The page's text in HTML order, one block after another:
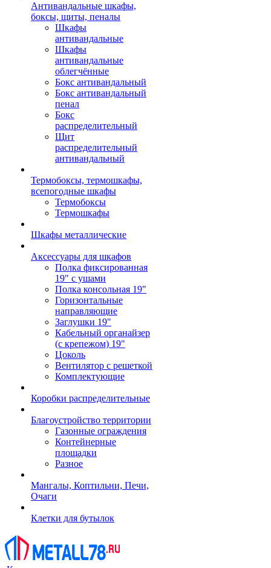
Антивандальные шкафы,
боксы, щиты, пеналы
Шкафы
антивандальные
Шкафы
антивандальные
облегчённые
Бокс антивандальный
Бокс антивандальный
пенал
Бокс
распределительный
Щит
распределительный
антивандальный
Термобоксы, термошкафы,
всепогодные шкафы
Термобоксы
Термошкафы
Шкафы металлические
Аксессуары для шкафов
Полка фиксированная
19" с ушами
Полка консольная 19"
Горизонтальные
направляющие
Заглушки 19"
Кабельный органайзер
(с крепежом) 19"
Цоколь
Вентилятор с решеткой
Комплектующие
Коробки распределительные
Благоустройство территории
Газонные ограждения
Контейнерные
площадки
Разное
Мангалы, Коптильни, Печи,
Очаги
Клетки для бутылок